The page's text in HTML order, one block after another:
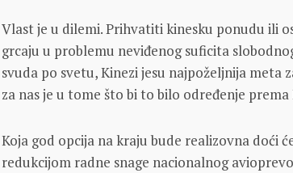
Vlast je u dilemi. Prihvatiti kinesku ponudu ili
grcaju u problemu neviđenog suficita
svuda po svetu, Kinezi jesu najpoželjnija meta
za nas je u tome što bi to bilo određenje
Koja god opcija na kraju bude realizovna doći
redukcijom radne snage nacionalnog